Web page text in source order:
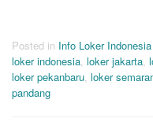
Posted in Info Loker Indonesia
loker indonesia, loker jakarta,
loker pekanbaru, loker
pandang